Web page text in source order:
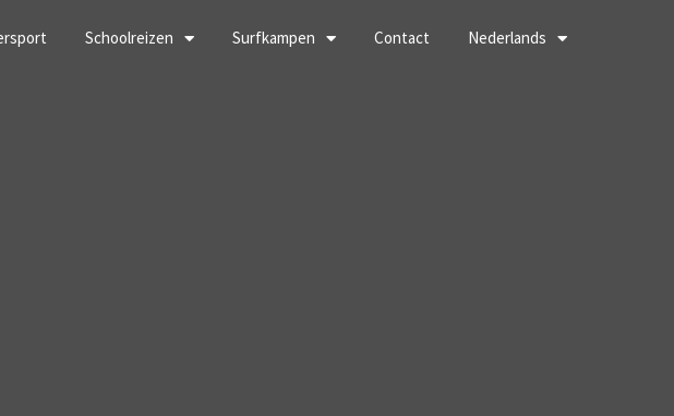
Schoolreizen Surfkampen Contact Nederlands